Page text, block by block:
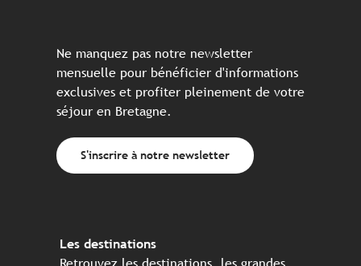
Ne manquez pas notre newsletter
mensuelle pour bénéficier d'informations
exclusives et profiter pleinement de votre
séjour en Bretagne.
S'inscrire à notre newsletter
Les destinations